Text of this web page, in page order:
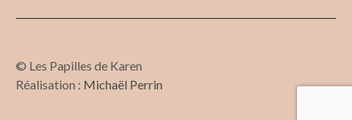
© Les Papilles de Karen
Réalisation : Michaël Perrin